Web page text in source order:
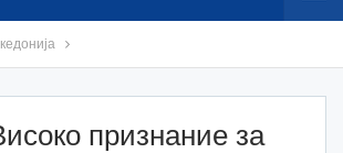
признание за